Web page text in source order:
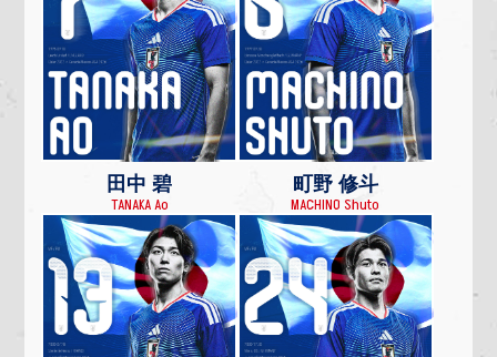
田中 碧
TANAKA Ao
町野 修斗
MACHINO Shuto